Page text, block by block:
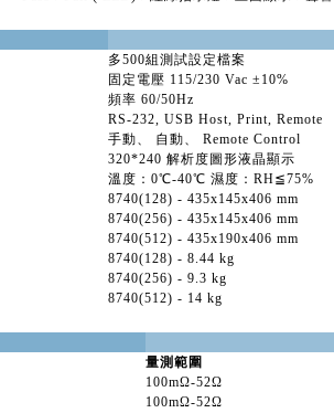
多500組測試設定檔案
固定電壓 115/230 Vac ±10%
頻率 60/50Hz
RS-232, USB Host, Print, Remote
手動、 自動、 Remote Control
320*240 解析度圖形液晶顯示
溫度：0℃-40℃ 濕度：RH≦75%
8740(128) - 435x145x406 mm
8740(256) - 435x145x406 mm
8740(512) - 435x190x406 mm
8740(128) - 8.44 kg
8740(256) - 9.3 kg
8740(512) - 14 kg
量測範圍
100mΩ-52Ω
100mΩ-52Ω